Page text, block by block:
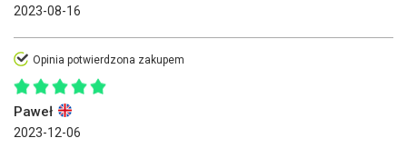
2023-08-16
Opinia potwierdzona zakupem
Paweł
2023-12-06